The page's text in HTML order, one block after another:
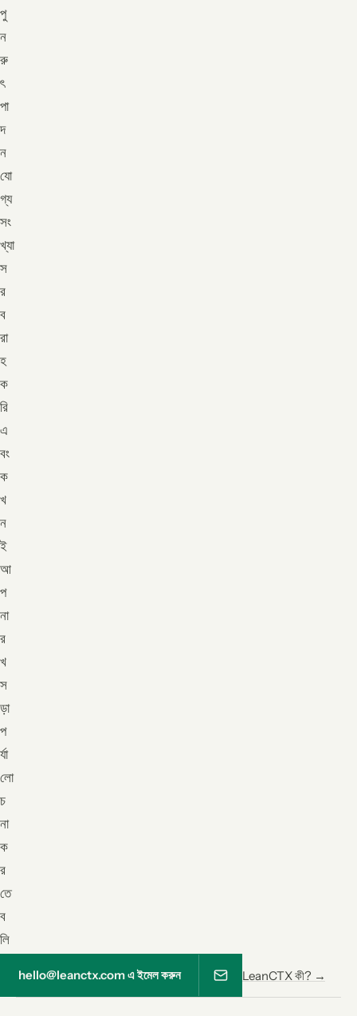
পু
ন
রু
ৎ
পা
দ
ন
যো
গ্য
সং
খ্যা
স
র
ব
রা
হ
ক
রি
এ
বং
ক
খ
ন
ই
আ
প
না
র
খ
স
ড়া
প
র্যা
লো
চ
না
ক
র
তে
ব
লি
hello@leanctx.com এ ইমেল করুন LeanCTX কী? →